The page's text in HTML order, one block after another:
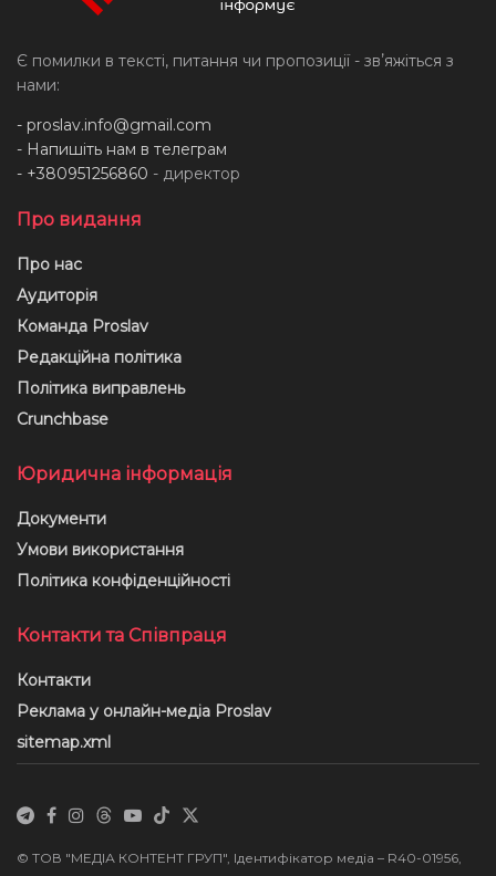
Є помилки в тексті, питання чи пропозиції - звʼяжіться з
нами:
- proslav.info@gmail.com
- Напишіть нам в телеграм
- +380951256860 - директор
Про видання
Про нас
Аудиторія
Команда Proslav
Редакційна політика
Політика виправлень
Crunchbase
Юридична інформація
Документи
Умови використання
Політика конфіденційності
Контакти та Співпраця
Контакти
Реклама у онлайн-медіа Proslav
sitemap.xml
© ТОВ "МЕДІА КОНТЕНТ ГРУП", Ідентифікатор медіа – R40-01956,